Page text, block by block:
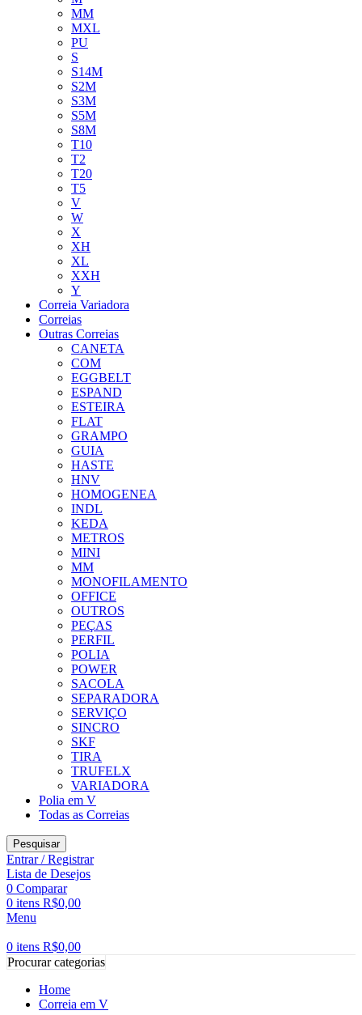
MM
MXL
PU
S
S14M
S2M
S3M
S5M
S8M
T10
T2
T20
T5
V
W
X
XH
XL
XXH
Y
Correia Variadora
Correias
Outras Correias
CANETA
COM
EGGBELT
ESPAND
ESTEIRA
FLAT
GRAMPO
GUIA
HASTE
HNV
HOMOGENEA
INDL
KEDA
METROS
MINI
MM
MONOFILAMENTO
OFFICE
OUTROS
PEÇAS
PERFIL
POLIA
POWER
SACOLA
SEPARADORA
SERVIÇO
SINCRO
SKF
TIRA
TRUFELX
VARIADORA
Polia em V
Todas as Correias
Pesquisar
Entrar / Registrar
Lista de Desejos
0 Comparar
0 itens R$0,00
Menu
0 itens R$0,00
Procurar categorias
Home
Correia em V